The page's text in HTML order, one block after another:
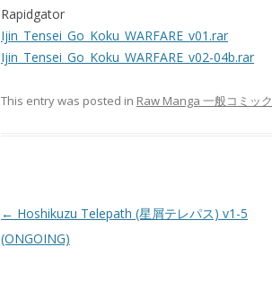
Rapidgator
Ijin_Tensei_Go_Koku_WARFARE_v01.rar
Ijin_Tensei_Go_Koku_WARFARE_v02-04b.rar
This entry was posted in Raw Manga 一般コミック
Post
navigation
← Hoshikuzu Telepath (星屑テレパス) v1-5
(ONGOING)